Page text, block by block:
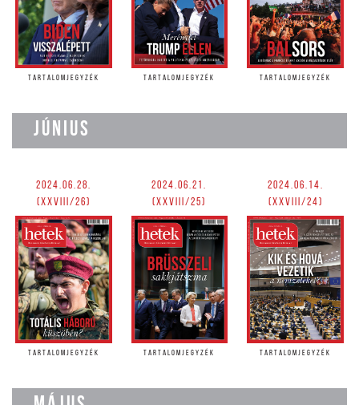
TARTALOMJEGYZÉK TARTALOMJEGYZÉK TARTALOMJEGYZÉK
JÚNIUS
2024.06.28.
(XXVIII/26)
TARTALOMJEGYZÉK
2024.06.21.
(XXVIII/25)
TARTALOMJEGYZÉK
2024.06.14.
(XXVIII/24)
TARTALOMJEGYZÉK